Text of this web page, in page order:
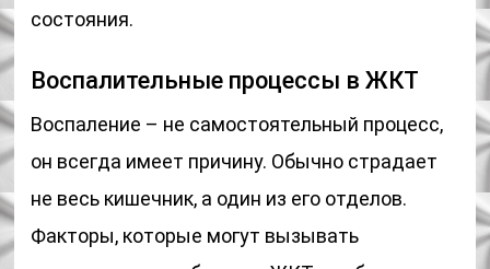
состояния.
Воспалительные процессы в ЖКТ
Воспаление – не самостоятельный процесс,
он всегда имеет причину. Обычно страдает
не весь кишечник, а один из его отделов.
Факторы, которые могут вызывать